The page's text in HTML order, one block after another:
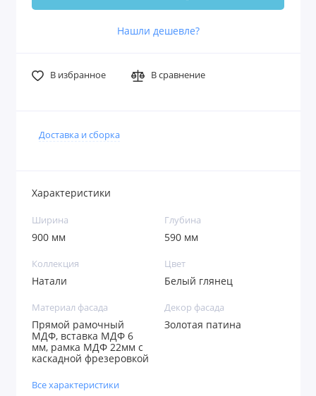
Нашли дешевле?
В избранное В сравнение
Доставка и сборка
Характеристики
Ширина
900 мм
Глубина
590 мм
Коллекция
Натали
Цвет
Белый глянец
Материал фасада
Прямой рамочный
МДФ, вставка МДФ 6
мм, рамка МДФ 22мм с
каскадной фрезеровкой
Декор фасада
Золотая патина
Все характеристики